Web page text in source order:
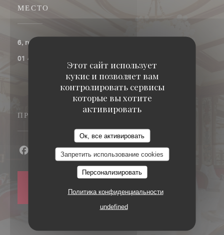
Этот сайт использует
кукис и позволяет вам
контролировать сервисы
которые вы хотите
активировать
Ок, все активировать
Запретить использование cookies
Персонализировать
Политика конфиденциальности
undefined
МЕСТО
6, rue Coquillière 75001 Paris ((открывается в новом окне))
01 40 13 77 00
ПРИСОЕДИНЯЙТЕСЬ К НАМ
Facebook ((открывается в новом окне))
Instagram ((открывается в новом окне))
РАССЫЛКА